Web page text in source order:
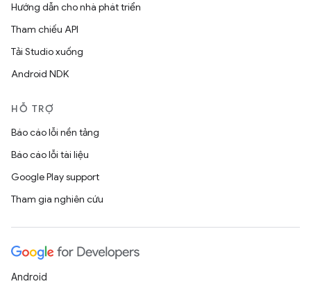
Hướng dẫn cho nhà phát triển
Tham chiếu API
Tải Studio xuống
Android NDK
HỖ TRỢ
Báo cáo lỗi nền tảng
Báo cáo lỗi tài liệu
Google Play support
Tham gia nghiên cứu
Android